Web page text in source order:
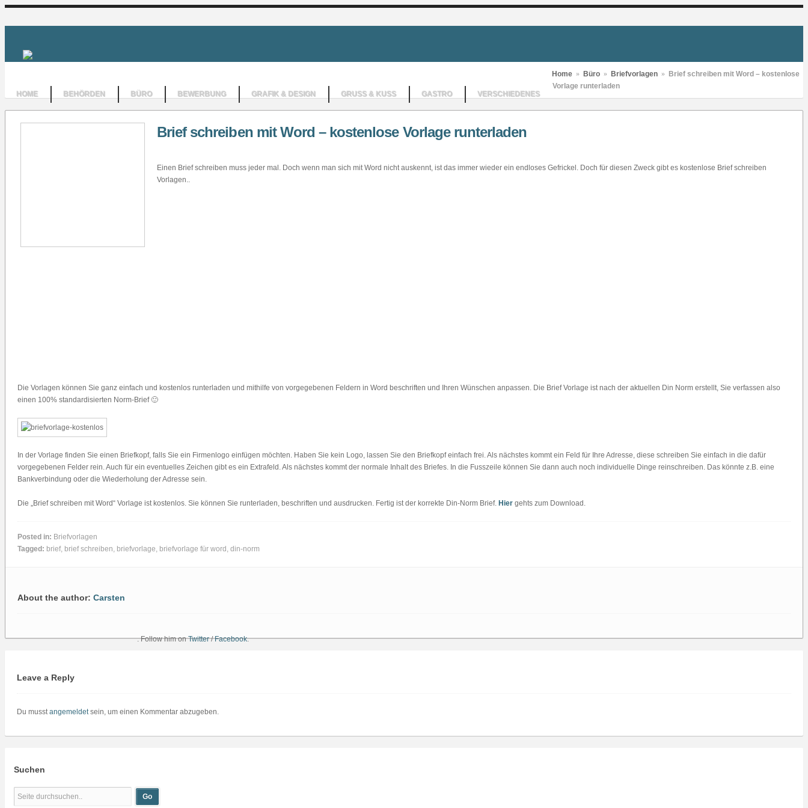
HOME BEHÖRDEN BÜRO BEWERBUNG GRAFIK & DESIGN GRUSS & KUSS GASTRO VERSCHIEDENES
Home » Büro » Briefvorlagen » Brief schreiben mit Word – kostenlose
Vorlage runterladen
Brief schreiben mit Word – kostenlose Vorlage runterladen
Einen Brief schreiben muss jeder mal. Doch wenn man sich mit Word nicht auskennt, ist das immer wieder ein endloses Gefrickel. Doch für diesen Zweck gibt es kostenlose Brief schreiben
Vorlagen..
Die Vorlagen können Sie ganz einfach und kostenlos runterladen und mithilfe von vorgegebenen Feldern in Word beschriften und Ihren Wünschen anpassen. Die Brief Vorlage ist nach der aktuellen Din Norm erstellt, Sie verfassen also
einen 100% standardisierten Norm-Brief 🙂
In der Vorlage finden Sie einen Briefkopf, falls Sie ein Firmenlogo einfügen möchten. Haben Sie kein Logo, lassen Sie den Briefkopf einfach frei. Als nächstes kommt ein Feld für Ihre Adresse, diese schreiben Sie einfach in die dafür
vorgegebenen Felder rein. Auch für ein eventuelles Zeichen gibt es ein Extrafeld. Als nächstes kommt der normale Inhalt des Briefes. In die Fusszeile können Sie dann auch noch individuelle Dinge reinschreiben. Das könnte z.B. eine
Bankverbindung oder die Wiederholung der Adresse sein.
Die „Brief schreiben mit Word“ Vorlage ist kostenlos. Sie können Sie runterladen, beschriften und ausdrucken. Fertig ist der korrekte Din-Norm Brief. Hier gehts zum Download.
Posted in: Briefvorlagen
Tagged: brief, brief schreiben, briefvorlage, briefvorlage für word , din-norm
About the author: Carsten
. Follow him onTwitter/Facebook.
Leave a Reply
Du musst angemeldet sein, um einen Kommentar abzugeben.
Suchen